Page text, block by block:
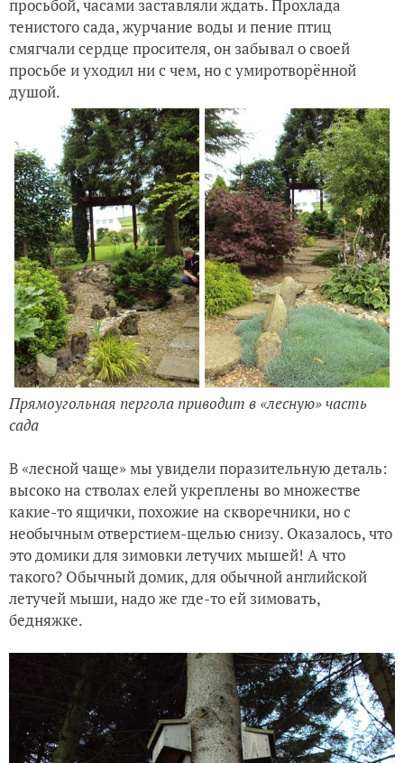
просьбой, часами заставляли ждать. Прохлада
тенистого сада, журчание воды и пение птиц
смягчали сердце просителя, он забывал о своей
просьбе и уходил ни с чем, но с умиротворённой
душой.
Прямоугольная пергола приводит в «лесную» часть
сада
В «лесной чаще» мы увидели поразительную деталь:
высоко на стволах елей укреплены во множестве
какие-то ящички, похожие на скворечники, но с
необычным отверстием-щелью снизу. Оказалось, что
это домики для зимовки летучих мышей! А что
такого? Обычный домик, для обычной английской
летучей мыши, надо же где-то ей зимовать,
бедняжке.